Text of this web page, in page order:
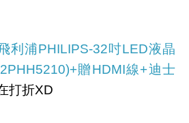
利浦PHILIPS-32吋LED液晶
贈HDMI線+迪士
打折XD